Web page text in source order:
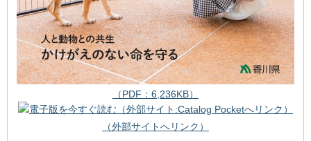
（PDF：6,236KB）
（外部サイトへリンク）